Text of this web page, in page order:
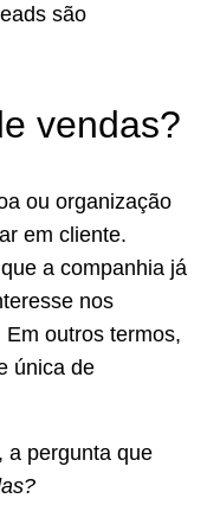
são
vendas?
ou organização
em cliente.
a companhia já
nos
outros termos,
única de
a pergunta que